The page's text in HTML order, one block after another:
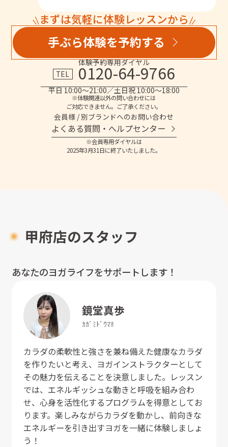
まずは気軽に体験レッスンから
手ぶら体験を予約する
体験予約専用ダイヤル
TEL
0120-64-9766
平日 10:00～21:00／土日祝 10:00～18:00
※体験関連以外の問い合わせには
ご対応できません。ご了承ください。
会員様 / 別ブランドへのお問い合わせ
よくある質問・へルプセンター
※会員専用ダイヤルは
2025年3月31日に終了いたしました。
甲府店のスタッフ
あなたのヨガライフをサポートします！
鏡堂真歩
ｶｶﾞﾐﾄﾞｳﾏﾎ
カラダの柔軟性と強さを兼ね備えた健康なカラダ
を作りたいと考え、ヨガインストラクターとして
その魅力を伝えることを決意しました。レッスン
では、エネルギッシュな動きと呼吸を組み合わ
せ、心身を活性化するプログラムを得意としてお
ります。楽しみながらカラダを動かし、前向きな
エネルギーを引き出すヨガを一緒に体験しましょ
う！